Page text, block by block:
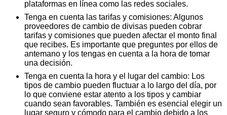
plataformas en línea como las redes sociales.
Tenga en cuenta las tarifas y comisiones: Algunos
proveedores de cambio de divisas pueden cobrar
tarifas y comisiones que pueden afectar el monto final
que recibes. Es importante que preguntes por ellos de
antemano y los tengas en cuenta a la hora de tomar
una decisión.
Tenga en cuenta la hora y el lugar del cambio: Los
tipos de cambio pueden fluctuar a lo largo del día, por
lo que conviene estar atento a los tipos y cambiar
cuando sean favorables. También es esencial elegir un
lugar seguro y cómodo para el cambio debido a los